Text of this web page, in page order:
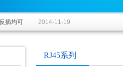
插均可
绍 2014-11-19
RJ45系列